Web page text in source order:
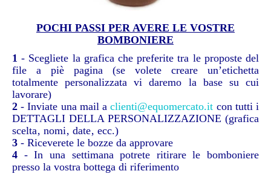
POCHI PASSI PER AVERE LE VOSTRE
BOMBONIERE
1 - Scegliete la grafica che preferite tra le proposte del
file a piè pagina (se volete creare un’etichetta
totalmente personalizzata vi daremo la base su cui
lavorare)
2 - Inviate una mail aclienti@equomercato.it con tutti i
DETTAGLI DELLA PERSONALIZZAZIONE (grafica
scelta‚ nomi‚ date‚ ecc.)
3 - Riceverete le bozze da approvare
4 - In una settimana potrete ritirare le bomboniere
presso la vostra bottega di riferimento